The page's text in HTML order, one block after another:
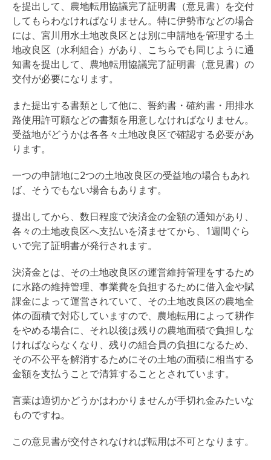
を提出して、農地転用協議完了証明書（意見書）を交付
してもらわなければなりません。特に伊勢市などの場合
には、宮川用水土地改良区とは別に申請地を管理する土
地改良区（水利組合）があり、こちらでも同じように通
知書を提出して、農地転用協議完了証明書（意見書）の
交付が必要になります。
また提出する書類として他に、誓約書・確約書・用排水
路使用許可願などの書類を用意しなければなりません。
受益地がどうかは各各々土地改良区で確認する必要があ
ります。
一つの申請地に2つの土地改良区の受益地の場合もあれ
ば、そうでもない場合もあります。
提出してから、数日程度で決済金の金額の通知があり、
各々の土地改良区へ支払いを済ませてから、1週間ぐら
いで完了証明書が発行されます。
決済金とは、その土地改良区の運営維持管理をするため
に水路の維持管理、事業費を負担するために借入金や賦
課金によって運営されていて、その土地改良区の農地全
体の面積で対応していますので、農地転用によって耕作
をやめる場合に、それ以後は残りの農地面積で負担しな
ければならなくなり、残りの組合員の負担になるため、
その不公平を解消するためにその土地の面積に相当する
金額を支払うことで清算することとされています。
言葉は適切かどうかはわかりませんが手切れ金みたいな
ものですね。
この意見書が交付されなければ転用は不可となります。